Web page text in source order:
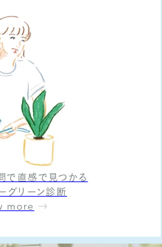
で直感で見つかる
グリーン診断
more